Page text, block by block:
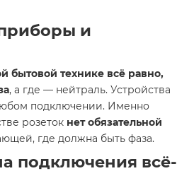
и
бытовой технике всё равно,
, а где — нейтраль. Устройства
подключении. Именно
розеток нет обязательной
где должна быть фаза.
подключения всё-